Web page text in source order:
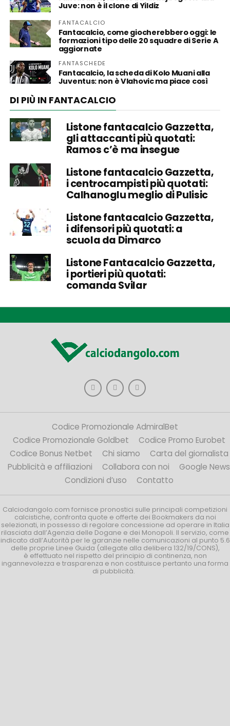
Juve: non è il clone di Yildiz
FANTACALCIO
Fantacalcio, come giocherebbero oggi: le
formazioni tipo delle 20 squadre di Serie A
aggiornate
FANTASCHEDE
Fantacalcio, la scheda di Kolo Muani alla
Juventus: non è Vlahovic ma piace così
DI PIÙ IN FANTACALCIO
Listone fantacalcio Gazzetta,
gli attaccanti più quotati:
Ramos c’è ma insegue
Listone fantacalcio Gazzetta,
i centrocampisti più quotati:
Calhanoglu meglio di Pulisic
Listone fantacalcio Gazzetta,
i difensori più quotati: a
scuola da Dimarco
Listone Fantacalcio Gazzetta,
i portieri più quotati:
comanda Svilar
Codice Promozionale AdmiralBet
Codice Promozionale Goldbet
Codice Promo Eurobet
Codice Bonus Netbet
Chi siamo
Carta del giornalista
Pubblicità e affiliazioni
Collabora con noi
Google News
Condizioni d’uso
Contatto
Calciodangolo.com fornisce pronostici sulle principali competizioni
calcistiche, confronta quote e offerte dei Bookmakers da noi
selezionati, in possesso di regolare concessione ad operare in Italia
rilasciata dall’Agenzia delle Dogane e dei Monopoli. Il servizio, come
indicato dall’Autorità per le garanzie nelle comunicazioni al punto 5.6
delle proprie Linee Guida (allegate alla delibera 132/19/CONS),
è effettuato nel rispetto del principio di continenza, non
ingannevolezza e trasparenza e non costituisce pertanto una forma
di pubblicità.